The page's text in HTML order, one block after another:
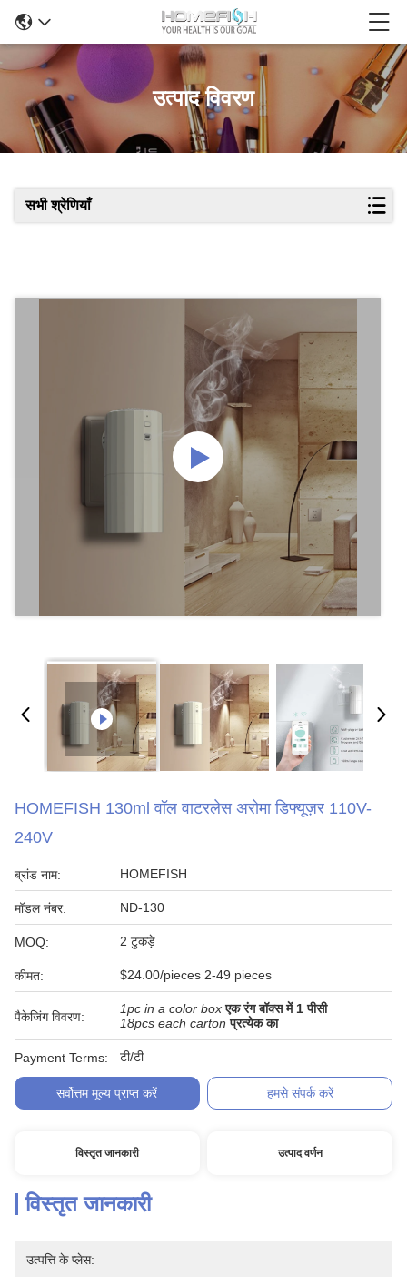
उत्पाद विवरण
सभी श्रेणियाँ
HOMEFISH 130ml वॉल वाटरलेस अरोमा डिफ्यूज़र 110V-
240V
ब्रांड नाम: HOMEFISH
मॉडल नंबर: ND-130
MOQ: 2 टुकड़े
कीमत: $24.00/pieces 2-49 pieces
पैकेजिंग विवरण:
1pc in a color box एक रंग बॉक्स में 1 पीसी
18pcs each carton प्रत्येक का
Payment Terms: टी/टी
सर्वोत्तम मूल्य प्राप्त करें हमसे संपर्क करें
विस्तृत जानकारी उत्पाद वर्णन
विस्तृत जानकारी
उत्पत्ति के प्लेस: